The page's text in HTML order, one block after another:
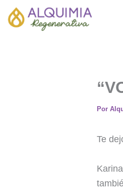
Por
Te